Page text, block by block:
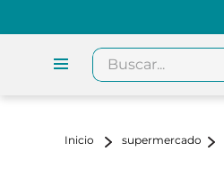
Buscar...
supermercado